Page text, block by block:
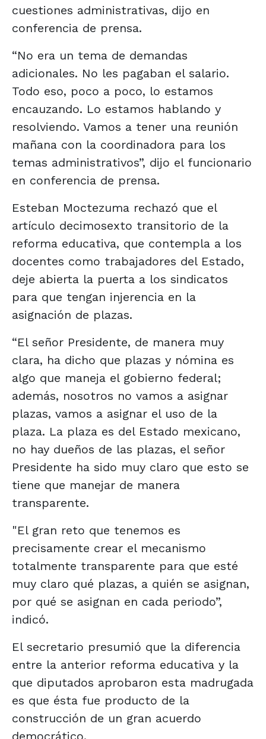
cuestiones administrativas, dijo en
conferencia de prensa.
“No era un tema de demandas
adicionales. No les pagaban el salario.
Todo eso, poco a poco, lo estamos
encauzando. Lo estamos hablando y
resolviendo. Vamos a tener una reunión
mañana con la coordinadora para los
temas administrativos”, dijo el funcionario
en conferencia de prensa.
Esteban Moctezuma rechazó que el
artículo decimosexto transitorio de la
reforma educativa, que contempla a los
docentes como trabajadores del Estado,
deje abierta la puerta a los sindicatos
para que tengan injerencia en la
asignación de plazas.
“El señor Presidente, de manera muy
clara, ha dicho que plazas y nómina es
algo que maneja el gobierno federal;
además, nosotros no vamos a asignar
plazas, vamos a asignar el uso de la
plaza. La plaza es del Estado mexicano,
no hay dueños de las plazas, el señor
Presidente ha sido muy claro que esto se
tiene que manejar de manera
transparente.
"El gran reto que tenemos es
precisamente crear el mecanismo
totalmente transparente para que esté
muy claro qué plazas, a quién se asignan,
por qué se asignan en cada periodo”,
indicó.
El secretario presumió que la diferencia
entre la anterior reforma educativa y la
que diputados aprobaron esta madrugada
es que ésta fue producto de la
construcción de un gran acuerdo
democrático.